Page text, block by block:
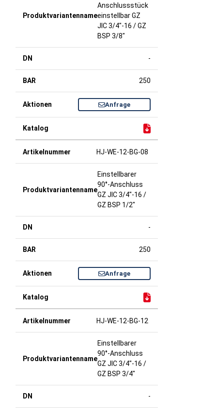
Anschlussstück
einstellbar GZ
JIC 3/4"-16 / GZ
BSP 3/8"
-
250
Anfrage
HJ-WE-12-BG-08
Einstellbarer
90°-Anschluss
GZ JIC 3/4"-16 /
GZ BSP 1/2"
-
250
Anfrage
HJ-WE-12-BG-12
Einstellbarer
90°-Anschluss
GZ JIC 3/4"-16 /
GZ BSP 3/4"
-